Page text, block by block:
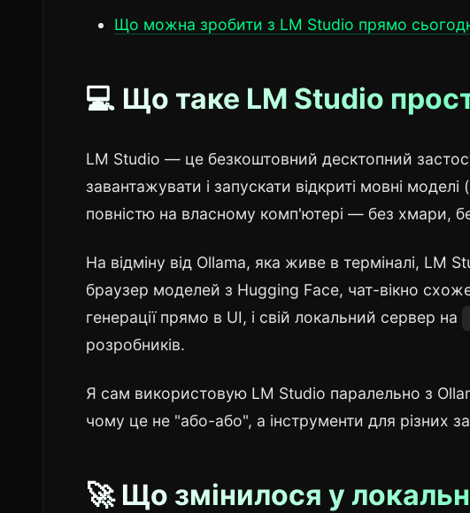
Що можна зробити з LM Studio прямо
💻 Що таке LM Studio
LM Studio — це безкоштовний десктопний
завантажувати і запускати відкриті мовні
повністю на власному комп'ютері — без хмари,
На відміну від Ollama, яка живе в терміналі, LM
браузер моделей з Hugging Face, чат-вікно
генерації прямо в UI, і свій локальний сервер на
розробників.
Я сам використовую LM Studio паралельно з
чому це не "або-або", а інструменти для різних
🚀 Що змінилося у